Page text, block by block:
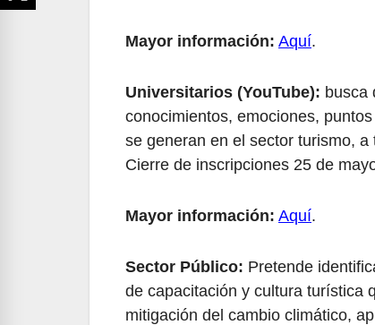
Mayor información: Aquí.
Universitarios (YouTube): busca
conocimientos, emociones,
se generan en el sector turismo,
Cierre de inscripciones 25 de
Mayor información: Aquí.
Sector Público: Pretende
de capacitación y cultura turística
mitigación del cambio climático,